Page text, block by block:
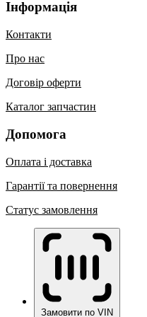
Інформація
Контакти
Про нас
Договір оферти
Каталог запчастин
Допомога
Оплата і доставка
Гарантії та повернення
Статус замовлення
Замовити по VIN